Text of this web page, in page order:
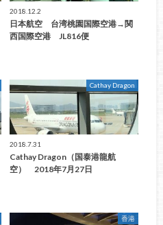
2018.12.2
日本航空 台湾桃園国際空港→関
西国際空港 JL816便
Cathay Dragon
2018.7.31
Cathay Dragon（国泰港龍航
空） 2018年7月27日
香港